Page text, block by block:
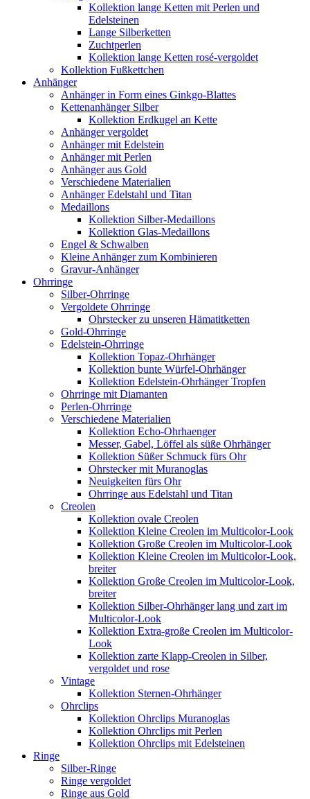
Kollektion lange Ketten mit Perlen und
Edelsteinen
Lange Silberketten
Zuchtperlen
Kollektion lange Ketten rosé-vergoldet
Kollektion Fußkettchen
Anhänger
Anhänger in Form eines Ginkgo-Blattes
Kettenanhänger Silber
Kollektion Erdkugel an Kette
Anhänger vergoldet
Anhänger mit Edelstein
Anhänger mit Perlen
Anhänger aus Gold
Verschiedene Materialien
Anhänger Edelstahl und Titan
Medaillons
Kollektion Silber-Medaillons
Kollektion Glas-Medaillons
Engel & Schwalben
Kleine Anhänger zum Kombinieren
Gravur-Anhänger
Ohrringe
Silber-Ohrringe
Vergoldete Ohrringe
Ohrstecker zu unseren Hämatitketten
Gold-Ohrringe
Edelstein-Ohrringe
Kollektion Topaz-Ohrhänger
Kollektion bunte Würfel-Ohrhänger
Kollektion Edelstein-Ohrhänger Tropfen
Ohrringe mit Diamanten
Perlen-Ohrringe
Verschiedene Materialien
Kollektion Echo-Ohrhaenger
Messer, Gabel, Löffel als süße Ohrhänger
Kollektion Süßer Schmuck fürs Ohr
Ohrstecker mit Muranoglas
Neuigkeiten fürs Ohr
Ohrringe aus Edelstahl und Titan
Creolen
Kollektion ovale Creolen
Kollektion Kleine Creolen im Multicolor-Look
Kollektion Große Creolen im Multicolor-Look
Kollektion Kleine Creolen im Multicolor-Look,
breiter
Kollektion Große Creolen im Multicolor-Look,
breiter
Kollektion Silber-Ohrhänger lang und zart im
Multicolor-Look
Kollektion Extra-große Creolen im Multicolor-
Look
Kollektion zarte Klapp-Creolen in Silber,
vergoldet und rose
Vintage
Kollektion Sternen-Ohrhänger
Ohrclips
Kollektion Ohrclips Muranoglas
Kollektion Ohrclips mit Perlen
Kollektion Ohrclips mit Edelsteinen
Ringe
Silber-Ringe
Ringe vergoldet
Ringe aus Gold